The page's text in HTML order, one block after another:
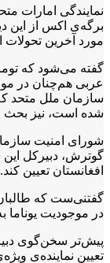
نمایندگی امارات
برگه‌ی اکس از این
مورد آخرین
گفته می‌شود که
عربی هم‌چنان در
سازمان ملل متحد
شده است، نیز بحث
شورای امنیت
گوترش، دبیرکل
افغانستان تعیین کند.
گفتنی‌ست که طالبان
در موجودیت یوناما
پیش‌تر سخن‌گوی
تعیین نماینده‌ی